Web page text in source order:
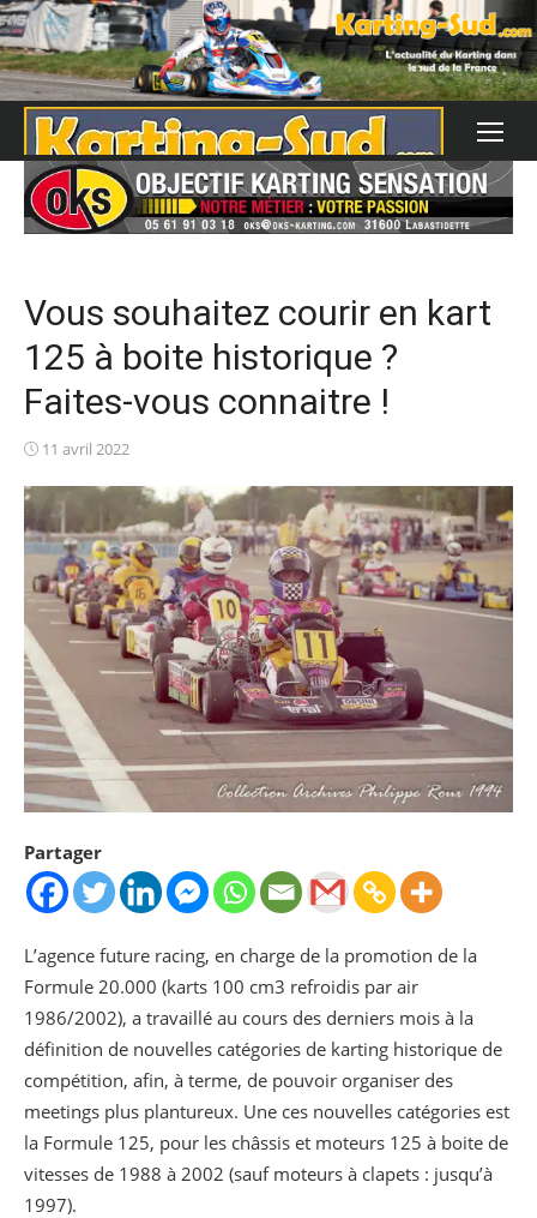
Skip
to
content
Vous souhaitez courir en kart
125 à boite historique ?
Faites-vous connaitre !
Posted
11 avril 2022
Partager
L’agence future racing, en charge de la promotion de la
Formule 20.000 (karts 100 cm3 refroidis par air
1986/2002), a travaillé au cours des derniers mois à la
définition de nouvelles catégories de karting historique de
compétition, afin, à terme, de pouvoir organiser des
meetings plus plantureux. Une ces nouvelles catégories est
la Formule 125, pour les châssis et moteurs 125 à boite de
vitesses de 1988 à 2002 (sauf moteurs à clapets : jusqu’à
1997).